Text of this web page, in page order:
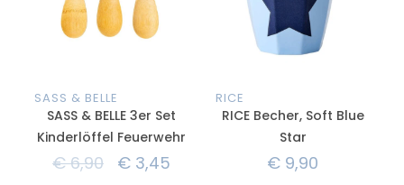
SASS & BELLE
SASS & BELLE 3er Set
Kinderlöffel Feuerwehr
€6,90 € 3,45
RICE
RICE Becher, Soft Blue
Star
€ 9,90